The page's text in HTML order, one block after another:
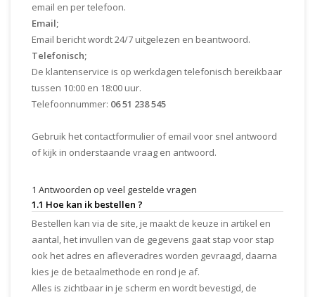
email en per telefoon.
Email;
Email bericht wordt 24/7 uitgelezen en beantwoord.
Telefonisch;
De klantenservice is op werkdagen telefonisch bereikbaar
tussen 10:00 en 18:00 uur.
Telefoonnummer: 06 51 238 545
Gebruik het contactformulier of email voor snel antwoord
of kijk in onderstaande vraag en antwoord.
1 Antwoorden op veel gestelde vragen
1.1 Hoe kan ik bestellen ?
Bestellen kan via de site, je maakt de keuze in artikel en
aantal, het invullen van de gegevens gaat stap voor stap
ook het adres en afleveradres worden gevraagd, daarna
kies je de betaalmethode en rond je af.
Alles is zichtbaar in je scherm en wordt bevestigd, de